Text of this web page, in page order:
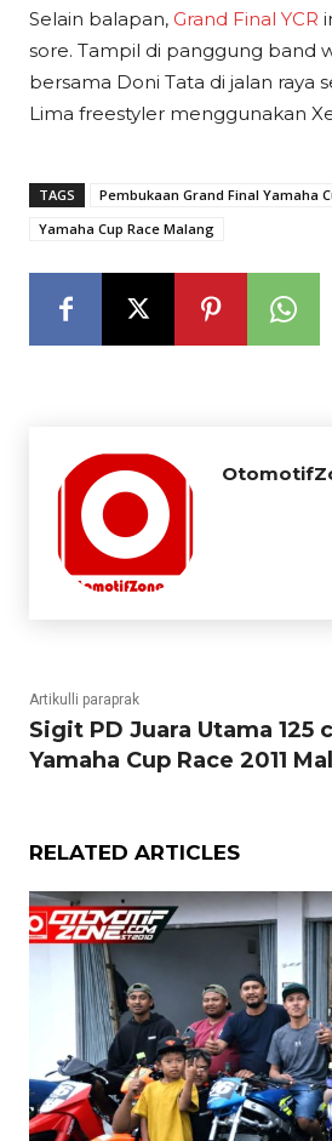
Selain balapan, Grand Final YCR
sore. Tampil di panggung band
bersama Doni Tata di jalan raya
Lima freestyler menggunakan
TAGS Pembukaan Grand Final Yamaha
Yamaha Cup Race Malang
Artikulli paraprak
Sigit PD Juara Utama 125
Yamaha Cup Race 2011
RELATED ARTICLES